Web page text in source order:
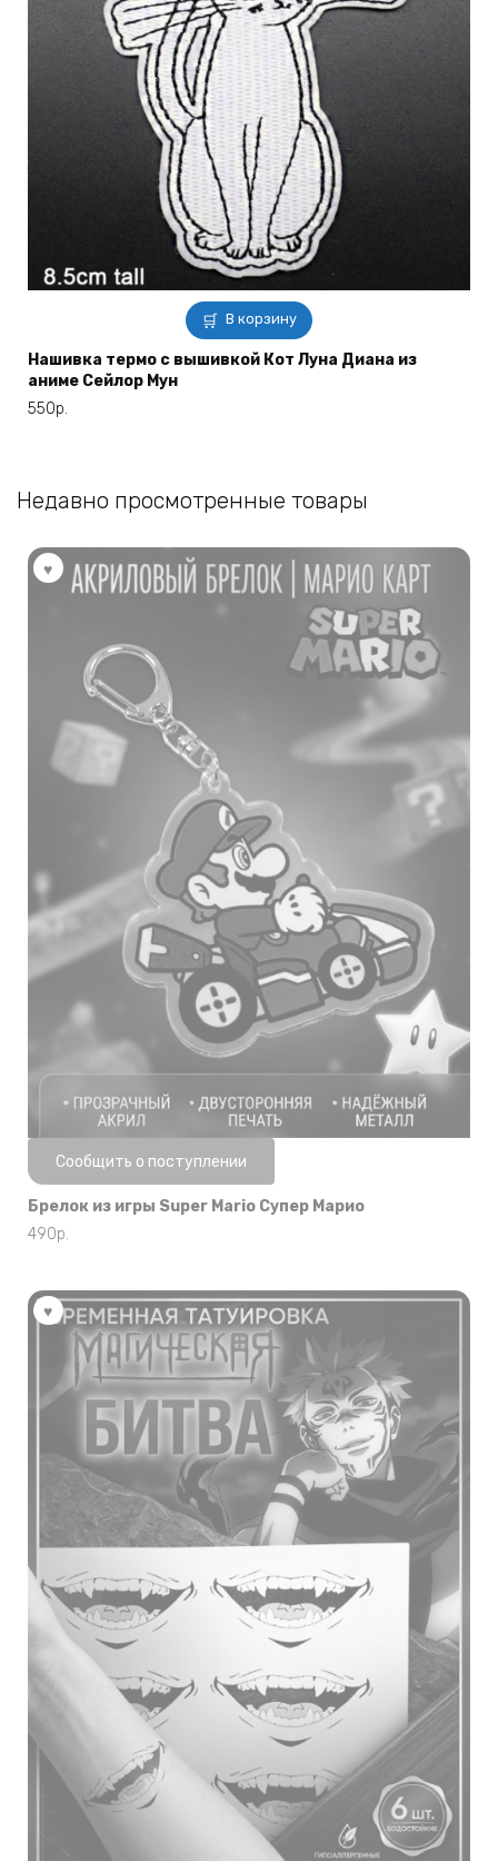
В корзину
Нашивка термо с вышивкой Кот Луна Диана из
аниме Сейлор Мун
550р.
Недавно просмотренные товары
Нет в наличии
Сообщить о поступлении
Брелок из игры Super Mario Супер Марио
490р.